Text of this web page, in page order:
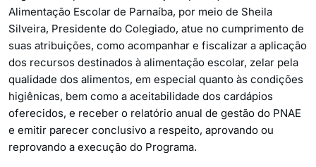
Alimentação Escolar de Parnaíba, por meio de Sheila
Silveira, Presidente do Colegiado, atue no cumprimento de
suas atribuições, como acompanhar e fiscalizar a aplicação
dos recursos destinados à alimentação escolar, zelar pela
qualidade dos alimentos, em especial quanto às condições
higiênicas, bem como a aceitabilidade dos cardápios
oferecidos, e receber o relatório anual de gestão do PNAE
e emitir parecer conclusivo a respeito, aprovando ou
reprovando a execução do Programa.